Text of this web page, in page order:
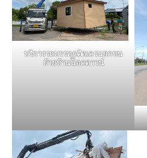
บริการรถบรรทุกติดเครนยกขน
ย้ายบ้านน็อคดาวน์